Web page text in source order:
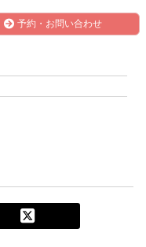
予約・お問い合わせ